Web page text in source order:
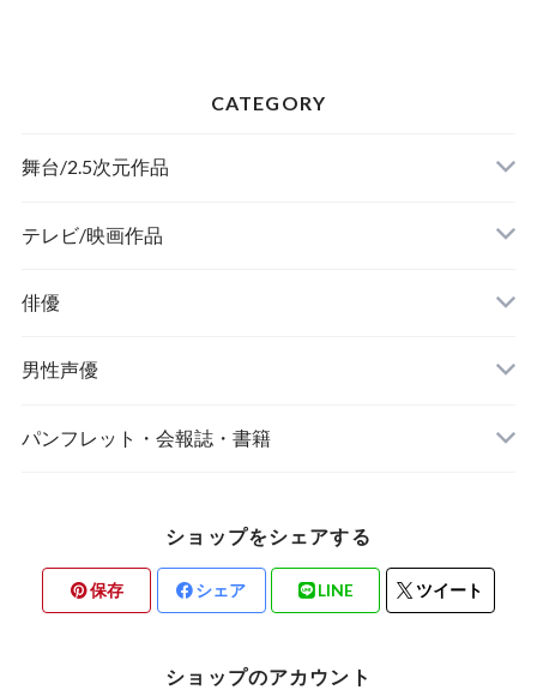
CATEGORY
舞台/2.5次元作品
舞台『刀剣乱舞』
ミュージカル『刀剣乱舞』
ミュージカル『テニスの王子様』
MANKAI STAGE『A3!(エースリー)』
テレビ/映画作品
俳優
か行
男性声優
Kiramune
あ行
パンフレット・会報誌・書籍
男性声優
ショップをシェアする
保存 シェア LINE ツイート
ショップのアカウント